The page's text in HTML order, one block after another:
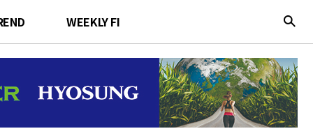
WEEKLY FI